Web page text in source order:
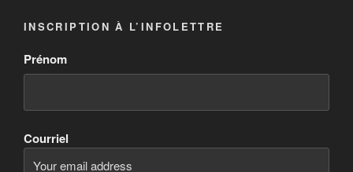
INSCRIPTION À L’INFOLETTRE
Prénom
Courriel